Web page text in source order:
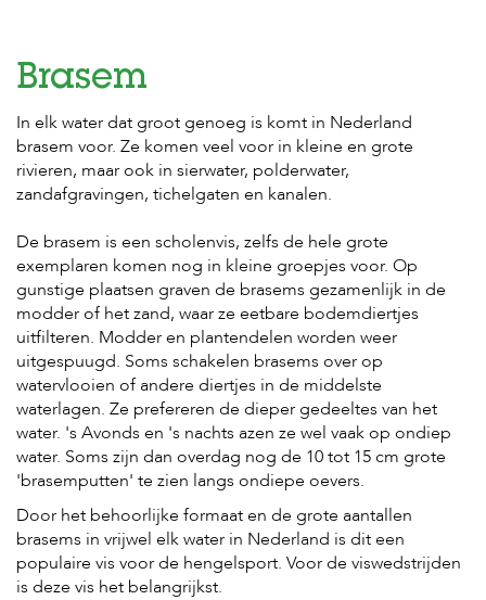
Brasem
In elk water dat groot genoeg is komt in Nederland
brasem voor. Ze komen veel voor in kleine en grote
rivieren, maar ook in sierwater, polderwater,
zandafgravingen, tichelgaten en kanalen.
De brasem is een scholenvis, zelfs de hele grote
exemplaren komen nog in kleine groepjes voor. Op
gunstige plaatsen graven de brasems gezamenlijk in de
modder of het zand, waar ze eetbare bodemdiertjes
uitfilteren. Modder en plantendelen worden weer
uitgespuugd. Soms schakelen brasems over op
watervlooien of andere diertjes in de middelste
waterlagen. Ze prefereren de dieper gedeeltes van het
water. 's Avonds en 's nachts azen ze wel vaak op ondiep
water. Soms zijn dan overdag nog de 10 tot 15 cm grote
'brasemputten' te zien langs ondiepe oevers.
Door het behoorlijke formaat en de grote aantallen
brasems in vrijwel elk water in Nederland is dit een
populaire vis voor de hengelsport. Voor de viswedstrijden
is deze vis het belangrijkst.